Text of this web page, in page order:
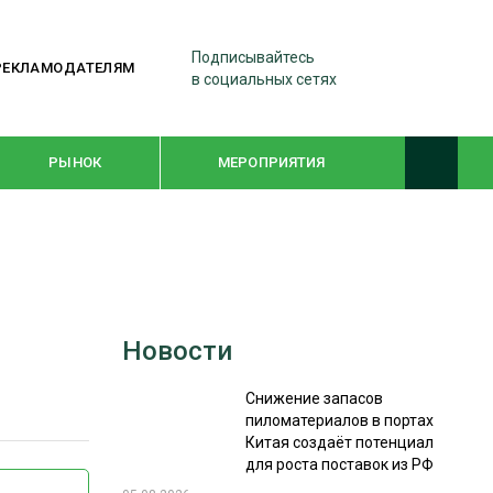
Подписывайтесь
в социальных сетях
РЫНОК МЕРОПРИЯТИЯ
WOODEX-2021
СУШКА ДРЕВЕСИНЫ
Новости
Снижение запасов
пиломатериалов в портах
Китая создаёт потенциал
для роста поставок из РФ